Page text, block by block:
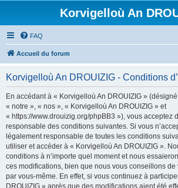
Korvigelloù An
FAQ
Accueil du forum
Korvigelloù An DROUIZIG - Conditions
En accédant à « Korvigelloù An DROUIZIG »
« notre », « nos », « Korvigelloù An DROUIZIG » et
« https://www.drouizig.org/phpBB3 »), vous acceptez
responsable des conditions suivantes. Si vous
légalement responsable de toutes les conditions
utiliser et accéder à « Korvigelloù An DROUIZIG ».
conditions à n’importe quel moment et nous
ces modifications, bien que nous vous conseillons
par vous-même. En effet, si vous continuez à
DROUIZIG » après que des modifications aient été